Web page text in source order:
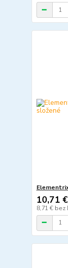
10,71 €
8,71 € bez